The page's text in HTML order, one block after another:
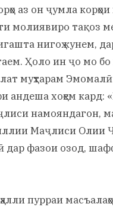
аз он ҷумла корҳои
молиявиро тақоз
нигоҳ кунем,
Ҳоло ин ҷо мо
муҳтарам Эмомалӣ
андеша хоҳем кард:
намояндагон,
Маҷлиси Олии
дар фазои озод,
пурраи